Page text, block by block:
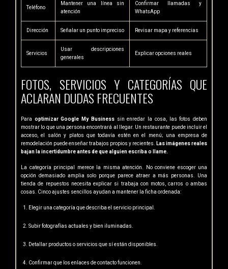
Teléfono
Mantener una línea sin
atención
Confirmar llamadas y
WhatsApp
Dirección Señalar un punto impreciso Revisar mapa y referencias
Servicios
Usar descripciones
generales
Explicar opciones reales
FOTOS, SERVICIOS Y CATEGORÍAS QUE
ACLARAN DUDAS FRECUENTES
Para optimizar Google My Businesssin enredar la cosa, las fotos deben
mostrar lo que una persona encontrará al llegar. Un restaurante puede incluir el
acceso, el salón y platos que todavía estén en el menú; una empresa de
remodelación puede enseñar trabajos propios y recientes. Las imágenes reales
bajan la incertidumbre antes de que alguien escriba o llame.
La categoría principal merece la misma atención. No conviene escoger una
opción demasiado amplia solo porque parece atraer a más personas. Una
tienda de repuestos necesita explicar si trabaja con motos, carros o ambas
cosas. Cinco ajustes sencillos ayudan a mantener la ficha ordenada:
Elegir una categoría que describa el servicio principal.
Subir fotografías actuales y bien iluminadas.
Detallar productos o servicios que sí están disponibles.
Confirmar que los enlaces de contacto funcionen.